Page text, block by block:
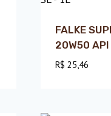
FALKE
20W50 API
R$ 25,46